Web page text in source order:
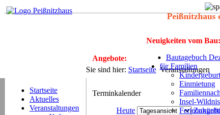
Peißnitzhaus
Neuigkeiten vom Bau:
Bautagebuch
für Familien
Einmietung
Insel-
Angebote:
Sie sind hier: Startseite Veranstaltungen
Startseite
Aktuelles
Veranstaltungen
Terminkalender
Heute